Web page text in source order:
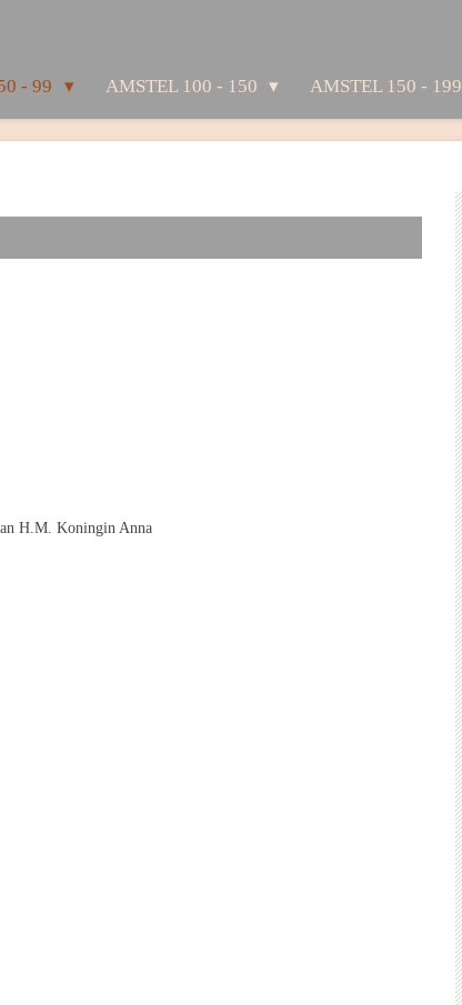
- 99 AMSTEL 100 - 150 AMSTEL 150 - 199
H.M. Koningin Anna